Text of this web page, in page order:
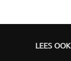
LEES OOK